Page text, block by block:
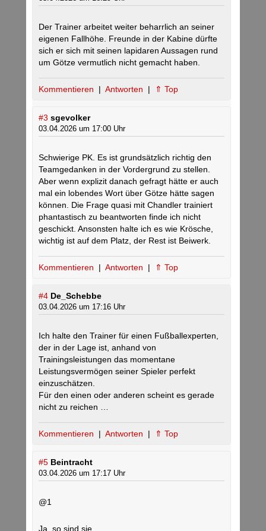
Der Trainer arbeitet weiter beharrlich an seiner
eigenen Fallhöhe. Freunde in der Kabine dürfte
sich er sich mit seinen lapidaren Aussagen rund
um Götze vermutlich nicht gemacht haben.
Kommentieren | Antworten | ⇑ Top
#3 sgevolker
03.04.2026 um 17:00 Uhr
Schwierige PK. Es ist grundsätzlich richtig den
Teamgedanken in der Vordergrund zu stellen.
Aber wenn explizit danach gefragt hätte er auch
mal ein lobendes Wort über Götze hätte sagen
können. Die Frage quasi mit Chandler trainiert
phantastisch zu beantworten finde ich nicht
geschickt. Ansonsten halte ich es wie Krösche,
wichtig ist auf dem Platz, der Rest ist Beiwerk.
Kommentieren | Antworten | ⇑ Top
#4 De_Schebbe
03.04.2026 um 17:16 Uhr
Ich halte den Trainer für einen Fußballexperten,
der in der Lage ist, anhand von
Trainingsleistungen das momentane
Leistungsvermögen seiner Spieler perfekt
einzuschätzen.
Für den einen oder anderen scheint es gerade
nicht zu reichen …
Kommentieren | Antworten | ⇑ Top
#5 Beintracht
03.04.2026 um 17:17 Uhr
@1
Ja, so sind sie.